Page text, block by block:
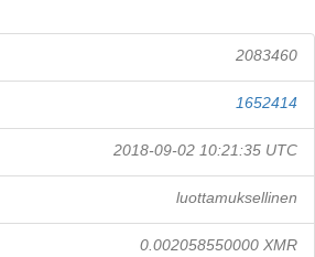
2083460
1652414
2018-09-02 10:21:35 UTC
luottamuksellinen
0.002058550000 XMR